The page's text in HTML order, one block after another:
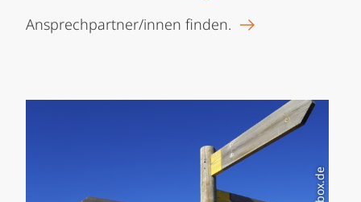
Ansprechpartner/innen finden.